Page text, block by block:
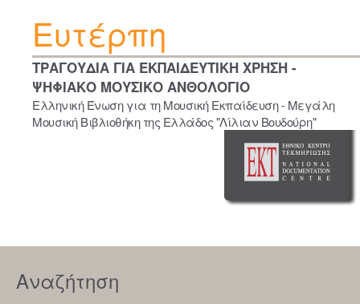
Ευτέρπη
ΤΡΑΓΟΥΔΙΑ ΓΙΑ ΕΚΠΑΙΔΕΥΤΙΚΗ ΧΡΗΣΗ -
ΨΗΦΙΑΚΟ ΜΟΥΣΙΚΟ ΑΝΘΟΛΟΓΙΟ
Ελληνική Ένωση για τη Μουσική Εκπαίδευση - Μεγάλη
Μουσική Βιβλιοθήκη της Ελλάδος "Λίλιαν Βουδούρη"
Αναζήτηση